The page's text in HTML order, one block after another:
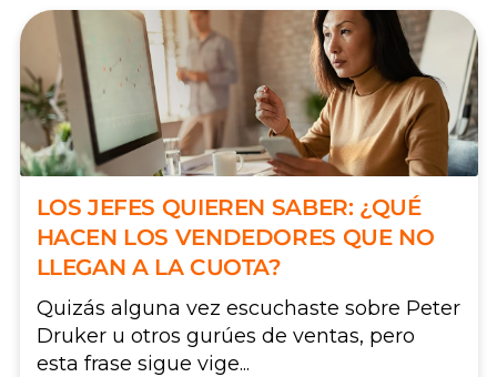
LOS JEFES QUIEREN SABER: ¿QUÉ
HACEN LOS VENDEDORES QUE NO
LLEGAN A LA CUOTA?
Quizás alguna vez escuchaste sobre Peter
Druker u otros gurúes de ventas, pero
esta frase sigue vige...